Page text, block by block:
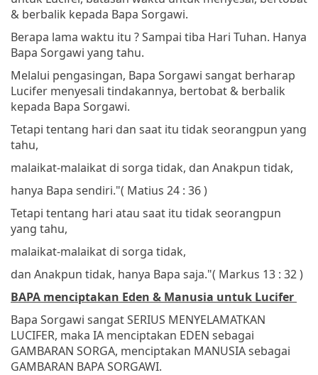
& berbalik kepada Bapa Sorgawi.
Berapa lama waktu itu ? Sampai tiba Hari Tuhan. Hanya
Bapa Sorgawi yang tahu.
Melalui pengasingan, Bapa Sorgawi sangat berharap
Lucifer menyesali tindakannya, bertobat & berbalik
kepada Bapa Sorgawi.
Tetapi tentang hari dan saat itu tidak seorangpun yang
tahu,
malaikat-malaikat di sorga tidak, dan Anakpun tidak,
hanya Bapa sendiri."( Matius 24 : 36 )
Tetapi tentang hari atau saat itu tidak seorangpun
yang tahu,
malaikat-malaikat di sorga tidak,
dan Anakpun tidak, hanya Bapa saja."( Markus 13 : 32 )
BAPA menciptakan Eden & Manusia untuk Lucifer
Bapa Sorgawi sangat SERIUS MENYELAMATKAN
LUCIFER, maka IA menciptakan EDEN sebagai
GAMBARAN SORGA, menciptakan MANUSIA sebagai
GAMBARAN BAPA SORGAWI.